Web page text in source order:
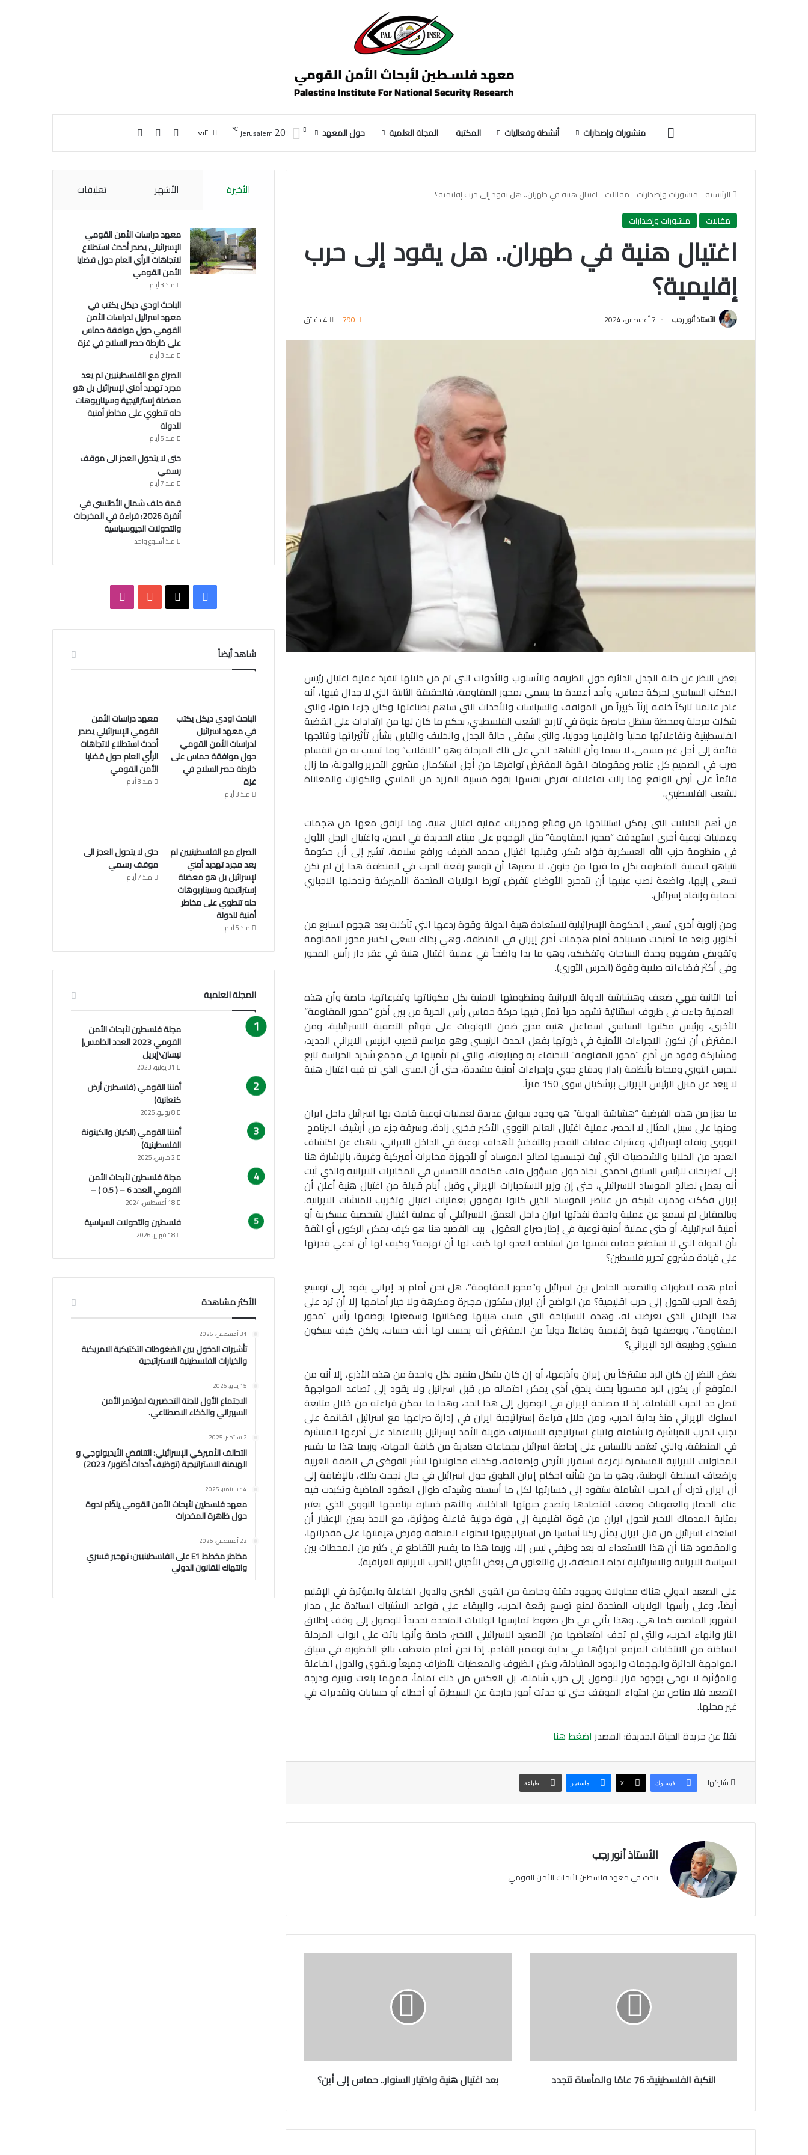
الرئيسيةمنشورات وإصدارات أنشطة وفعاليات المكتبة المجلة العلمية حول المعهد jerusalem 20
℃ تابعنا مقال عشوائي
الوضع المظلم
الرئيسية - منشورات وإصدارات - مقالات - اغتيال هنية في طهران.. هل يقود إلى حرب إقليمية؟
مقالات
منشورات وإصدارات
اغتيال هنية في طهران.. هل يقود إلى حرب
إقليمية؟
الأستاذ أنور رجب 7 أغسطس، 2024 790
بغض النظر عن حالة الجدل الدائرة حول الطريقة والأسلوب والأدوات التي تم من خلالها تنفيذ عملية اغتيال رئيس
المكتب السياسي لحركة حماس، وأحد أعمدة ما يسمى بمحور المقاومة، فالحقيقة الثابتة التي لا جدال فيها، أنه
غادر عالمنا تاركاً خلفه إرثاً كبيراً من المواقف والسياسات والأحداث التي ساهم بصناعتها وكان جزءا منها، والتي
شكلت مرحلة ومحطة ستظل حاضرة عنوة في تاريخ الشعب الفلسطيني، بحكم ما كان لها من ارتدادات على القضية
الفلسطينية وتفاعلاتها محلياً واقليميا ودوليا، والتي ستبقى حالة الجدل والخلاف والتباين بشأن تأثيراتها ونتائجها
قائمة إلى أجل غير مسمى، لا سيما وأن الشاهد الحي على تلك المرحلة وهو “الانقلاب” وما تسبب به من انقسام
ضرب في الصميم كل عناصر ومقومات القوة المفترض توافرها من أجل استكمال مشروع التحرير والدولة، ما زال
قائماً على أرض الواقع وما زالت تفاعلاته تفرض نفسها بقوة مسببة المزيد من المآسي والكوارث والمعاناة
للشعب الفلسطيني.
من أهم الدلالات التي يمكن استنتاجها من وقائع ومجريات عملية اغتيال هنية، وما ترافق معها من هجمات
وعمليات نوعية أخرى استهدفت “محور المقاومة” مثل الهجوم على ميناء الحديدة في اليمن، واغتيال الرجل الأول
في منظومة حزب الله العسكرية فؤاد شكر، وقبلها اغتيال محمد الضيف ورافع سلامة، تشير إلى أن حكومة
نتنياهو اليمينية المتطرفة بكل ما فيها من جنون، لا يضيرها أن تتوسع رقعة الحرب في المنطقة هذا إن لم تكن
تسعى إليها، واضعة نصب عينيها أن تتدحرج الأوضاع لتفرض تورط الولايات المتحدة الأميركية وتدخلها الاجباري
لحماية وإنقاذ إسرائيل.
ومن زاوية أخرى تسعى الحكومة الإسرائيلية لاستعادة هيبة الدولة وقوة ردعها التي تآكلت بعد هجوم السابع من
أكتوبر، وبعد ما أصبحت مستباحة أمام هجمات أذرع إيران في المنطقة، وهي بذلك تسعى لكسر محور المقاومة
وتقويض مفهوم وحدة الساحات وتفكيكه، وهو ما بدا واضحاً في عملية اغتيال هنية في عقر دار رأس المحور
وفي أكثر فضاءاته صلابة وقوة (الحرس الثوري).
أما الثانية فهي ضعف وهشاشة الدولة الايرانية ومنظومتها الامنية بكل مكوناتها وتفرعاتها، خاصة وأن هذه
العملية جاءت في ظروف استثنائية تشهد حرباً تمثل فيها حركة حماس رأس الحربة من بين أذرع “محور المقاومة”
الأخرى، ورئيس مكتبها السياسي اسماعيل هنية مدرج ضمن الاولويات على قوائم التصفية الاسرائيلية، ومن
المفترض أن تكون الاجراءات الأمنية في ذروتها بفعل الحدث الرئيسي وهو مراسم تنصيب الرئيس الايراني الجديد،
ومشاركة وفود من أذرع “محور المقاومة” للاحتفاء به ومبايعته، والتي تم تأمينها في مجمع شديد الحراسة تابع
للحرس الثوري ومحاط بأنظمة رادار ودفاع جوي وإجراءات أمنية مشددة، حتى أن المبنى الذي تم فيه اغتيال هنية
لا يبعد عن منزل الرئيس الإيراني بزشكيان سوى 150 متراً.
ما يعزز من هذه الفرضية “هشاشة الدولة” هو وجود سوابق عديدة لعمليات نوعية قامت بها اسرائيل داخل ايران
ومنها على سبيل المثال لا الحصر، عملية اغتيال العالم النووي الأكبر فخري زادة، وسرقة جزء من أرشيف البرنامج
النووي ونقله لإسرائيل، وعشرات عمليات التفجير والتفخيخ لأهداف نوعية في الداخل الايراني، ناهيك عن اكتشاف
العديد من الخلايا والشخصيات التي ثبت تجسسها لصالح الموساد أو لأجهزة مخابرات أميركية وغربية، بالإشارة هنا
إلى تصريحات للرئيس السابق احمدي نجاد حول مسؤول ملف مكافحة التجسس في المخابرات الايرانية والذي ثبت
أنه يعمل لصالح الموساد الاسرائيلي، حتى إن وزير الاستخبارات الإيراني وقبل أيام قليلة من اغتيال هنية أعلن أن
إيران فككت ودمرت شبكة من عناصر الموساد الذين كانوا يقومون بعمليات اغتيال وتخريب للمنشآت الايرانية.
وبالمقابل لم نسمع عن عملية واحدة نفذتها ايران داخل العمق الاسرائيلي أو عملية اغتيال لشخصية عسكرية أو
أمنية اسرائيلية، أو حتى عملية أمنية نوعية في إطار صراع العقول. بيت القصيد هنا هو كيف يمكن الركون أو الثقة
بأن الدولة التي لا تستطيع حماية نفسها من استباحة العدو لها كيف لها أن تهزمه؟ وكيف لها أن تدعي قدرتها
على قيادة مشروع تحرير فلسطين؟
أمام هذه التطورات والتصعيد الحاصل بين اسرائيل و”محور المقاومة”، هل نحن أمام رد إيراني يقود إلى توسيع
رقعة الحرب لتتحول إلى حرب اقليمية؟ من الواضح أن ايران ستكون مجبرة ومكرهة ولا خيار أمامها إلا أن ترد على
هذا الإذلال الذي تعرضت له، وهذه الاستباحة التي مست هيبتها ومكانتها وسمعتها بوصفها رأس “محور
المقاومة”، وبوصفها قوة إقليمية وفاعلاً دولياً من المفترض أنه يحسب لها ألف حساب. ولكن كيف سيكون
مستوى وطبيعة الرد الإيراني؟
بغض النظر إن كان الرد مشتركاً بين إيران وأذرعها، أو إن كان بشكل منفرد لكل واحدة من هذه الأذرع، إلا أنه من
المتوقع أن يكون الرد محسوباً بحيث يلحق أذي يمكن احتماله من قبل اسرائيل ولا يقود إلى تصاعد المواجهة
لتصل حد الحرب الشاملة، إذ لا مصلحة لإيران في الوصول إلى هذا الحد، وهذا ما يمكن قراءته من خلال متابعة
السلوك الإيراني منذ بداية الحرب، ومن خلال قراءة إستراتيجية ايران في إدارة صراعها مع اسرائيل القائمة على
تجنب الحرب المباشرة والشاملة واتباع استراتيجية الاستنزاف طويلة الأمد لإسرائيل بالاعتماد على أذرعها المنتشرة
في المنطقة، والتي تعتمد بالأساس على إحاطة اسرائيل بجماعات معادية من كافة الجهات، وربما هذا ما يفسر
المحاولات الايرانية المستمرة لزعزعة استقرار الأردن وإضعافه، وكذلك محاولاتها لنشر الفوضى في الضفة الغربية
وإضعاف السلطة الوطنية، وهو ما من شأنه احكام إيران الطوق حول اسرائيل في حال نجحت بذلك، بالإضافة إلى
أن ايران تدرك أن الحرب الشاملة ستقود إلى خسارتها لكل ما أسسته وشيدته طوال العقود الماضية وتكبدت فيه
عناء الحصار والعقوبات وضعف اقتصادها وتصدع جبهتها الداخلية، والأهم خسارة برنامجها النووي الذي يعتبر
بمثابة المدماك الاخير لتحول ايران من قوة اقليمية إلى قوة دولية فاعلة ومؤثرة، مع الاخذ بعين الإعتبار أن
استعداء اسرائيل من قبل ايران يمثل ركنا أساسيا من استراتيجيتها لاحتواء المنطقة وفرض هيمنتها على مقدراتها،
والمقصود هنا أن هذا الاستعداء له بعد وظيفي ليس إلا، وربما هذا ما يفسر التقاطع في كثير من المحطات بين
السياسة الايرانية والاسرائيلية تجاه المنطقة، بل والتعاون في بعض الأحيان (الحرب الايرانية العراقية).
على الصعيد الدولي هناك محاولات وجهود حثيثة وخاصة من القوى الكبرى والدول الفاعلة والمؤثرة في الإقليم
أيضاً، وعلى رأسها الولايات المتحدة لمنع توسع رقعة الحرب، والإبقاء على قواعد الاشتباك السائدة على مدار
الشهور الماضية كما هي، وهذا يأتي في ظل ضغوط تمارسها الولايات المتحدة تحديداً للوصول إلى وقف إطلاق
النار وانهاء الحرب، والتي لم تخف امتعاضها من التصعيد الاسرائيلي الاخير، خاصة وأنها باتت على ابواب المرحلة
الساخنة من الانتخابات المزمع اجراؤها في بداية نوفمبر القادم. إذا نحن أمام منعطف بالغ الخطورة في سياق
المواجهة الدائرة والهجمات والردود المتبادلة، ولكن الظروف والمعطيات للأطراف جميعاً وللقوى والدول الفاعلة
والمؤثرة لا توحي بوجود قرار للوصول إلى حرب شاملة، بل العكس من ذلك تماماً، فمهما بلغت وتيرة ودرجة
التصعيد فلا مناص من احتواء الموقف حتى لو حدثت أمور خارجة عن السيطرة أو أخطاء أو حسابات وتقديرات في
غير محلها.
نقلأ عن جريدة الحياة الجديدة: المصدراضغط هنا
شاركها فيسبوك ‫X ماسنجر طباعة
الأستاذ أنور رجب
باحث في معهد فلسطين لأبحاث الأمن القومي
ف
ي
النكبة الفلسطينية: 76 عامًا والمأساة تتجدد
ل
ة
بعد اغتيال هنية واختيار السنوار.. حماس إلى أين؟
الأخيرة الأشهر تعليقات
معهد دراسات الأمن القومي
الإسرائيلي يصدر أحدث استطلاع
لاتجاهات الرأي العام حول قضايا
الأمن القومي
منذ 3 أيام
الباحث اودي ديكل يكتب في
معهد اسرائيل لدراسات الأمن
القومي حول موافقة حماس
على خارطة حصر السلاح في غزة
منذ 3 أيام
الصراع مع الفلسطينيين لم يعد
مجرد تهديد أمني لإسرائيل بل هو
معضلة إستراتيجية وسيناريوهات
حله تنطوي على مخاطر أمنية
للدولة
منذ 5 أيام
حتى لا يتحول العجز الى موقف
رسمي
منذ 7 أيام
قمة حلف شمال الأطلسي في
أنقرة 2026: قراءة في المخرجات
والتحولات الجيوسياسية
منذ أسبوع واحد
ب
ك
u
u
b
e
ت
ر
ا
م
شاهد أيضاً
الباحث اودي ديكل يكتب
في معهد اسرائيل
لدراسات الأمن القومي
حول موافقة حماس على
خارطة حصر السلاح في
غزة
منذ 3 أيام
معهد دراسات الأمن
القومي الإسرائيلي يصدر
أحدث استطلاع لاتجاهات
الرأي العام حول قضايا
الأمن القومي
منذ 3 أيام
الصراع مع الفلسطينيين لم
يعد مجرد تهديد أمني
لإسرائيل بل هو معضلة
إستراتيجية وسيناريوهات
حله تنطوي على مخاطر
أمنية للدولة
منذ 5 أيام
حتى لا يتحول العجز الى
موقف رسمي
منذ 7 أيام
المجلة العلمية
مجلة فلسطين لأبحاث الأمن
القومي 2023 العدد الخامس|
نيسان\إبريل
31 يوليو، 2023
أمننا القومي (فلسطين أرض
كنعانية)
8 يوليو، 2025
أمننا القومي (الكيان والكينونة
الفلسطينية)
2 مارس، 2025
مجلة فلسطين لأبحاث الأمن
القومي العدد 6 – ( 0.5 ) –
18 أغسطس، 2024
فلسطين والتحولات السياسية
18 فبراير، 2026
الأكثر مشاهدة
31 أغسطس، 2025
تأشيرات الدخول بين الضغوطات التكتيكية الامريكية
والخيارات الفلسطينية الاستراتيجية
15 يناير، 2026
الاجتماع الأول للجنة التحضيرية لمؤتمر الأمن
السيبراني والذكاء الاصطناعي.
2 سبتمبر، 2025
التحالف الأميركي الإسرائيلي: التناقض الأيديولوجي و
الهيمنة الاستراتيجية (توظيف أحداث أكتوبر/ 2023)
14 سبتمبر، 2025
معهد فلسطين لأبحاث الأمن القومي ينظّم ندوة
حول ظاهرة المخدرات
22 أغسطس، 2025
مخاطر مخطط E1 على الفلسطينيين: تهجير قسري
وانتهاك للقانون الدولي